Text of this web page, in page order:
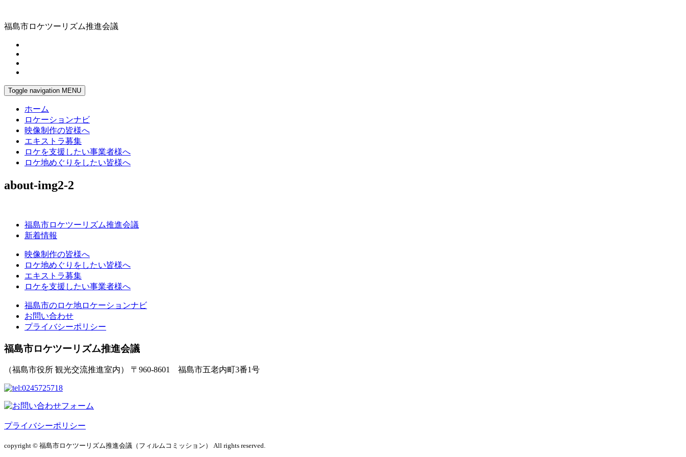
福島市ロケツーリズム推進会議
Toggle navigation MENU
ホーム
ロケーションナビ
映像制作の皆様へ
エキストラ募集
ロケを支援したい事業者様へ
ロケ地めぐりをしたい皆様へ
about-img2-2
福島市ロケツーリズム推進会議
新着情報
映像制作の皆様へ
ロケ地めぐりをしたい皆様へ
エキストラ募集
ロケを支援したい事業者様へ
福島市のロケ地ロケーションナビ
お問い合わせ
プライバシーポリシー
福島市ロケツーリズム推進会議
（福島市役所 観光交流推進室内） 〒960-8601 福島市五老内町3番1号
プライバシーポリシー
copyright © 福島市ロケツーリズム推進会議（フィルムコミッション） All rights reserved.